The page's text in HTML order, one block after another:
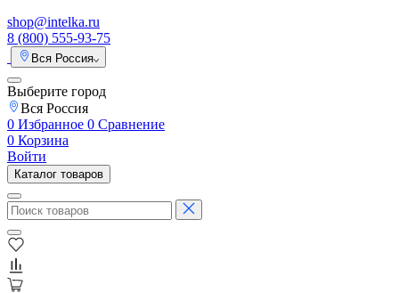
shop@intelka.ru
8 (800) 555-93-75
Вся Россия
Выберите город
Вся Россия
0 Избранное 0 Сравнение
0 Корзина
Войти
Каталог товаров